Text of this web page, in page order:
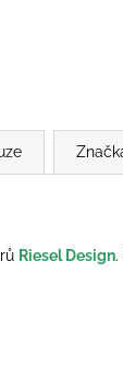
Riesel Design